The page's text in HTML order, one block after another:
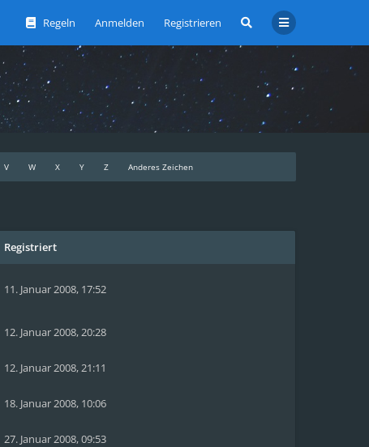
Regeln Anmelden Registrieren
V W X Y Z Anderes Zeichen
Registriert
11. Januar 2008, 17:52
12. Januar 2008, 20:28
12. Januar 2008, 21:11
18. Januar 2008, 10:06
27. Januar 2008, 09:53